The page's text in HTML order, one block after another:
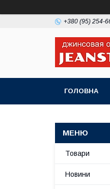
+380 (95) 254-
ГОЛОВНА
Товари
Новини